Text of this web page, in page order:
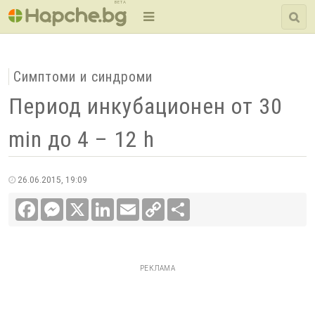
BETA
Симптоми и синдроми
Период инкубационен от 30
min до 4 – 12 h
26.06.2015, 19:09
FacebookMessenger LinkedInEmail
Copy
Link
РЕКЛАМА